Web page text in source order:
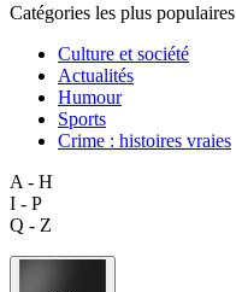
Catégories les plus populaires
Culture et société
Actualités
Humour
Sports
Crime : histoires vraies
A - H
I - P
Q - Z